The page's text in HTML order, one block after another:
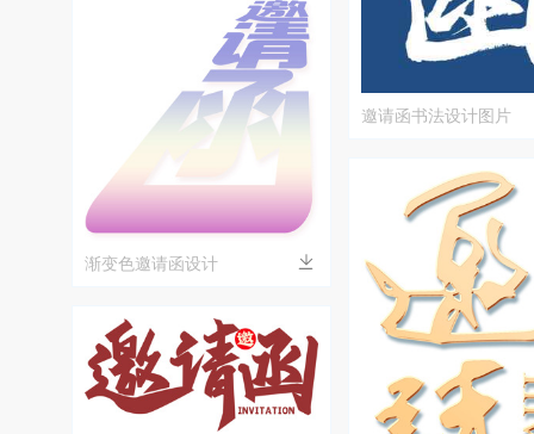
渐变色邀请函设计
邀请函书法设计图片